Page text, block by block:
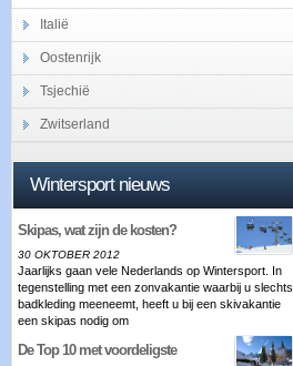
Italië
Oostenrijk
Tsjechië
Zwitserland
Wintersport nieuws
Skipas, wat zijn de kosten?
30 OKTOBER 2012
Jaarlijks gaan vele Nederlands op Wintersport. In
tegenstelling met een zonvakantie waarbij u slechts
badkleding meeneemt, heeft u bij een skivakantie
een skipas nodig om
De Top 10 met voordeligste